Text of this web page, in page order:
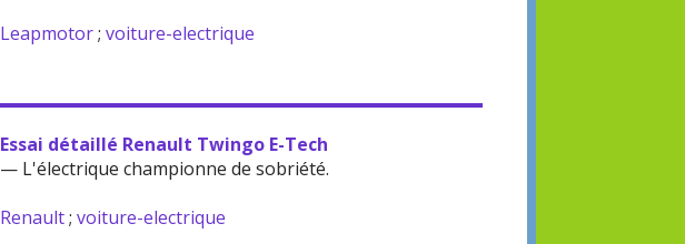
Leapmotor;voiture-electrique
Essai détaillé Renault Twingo E-Tech
— L'électrique championne de sobriété.
Renault;voiture-electrique